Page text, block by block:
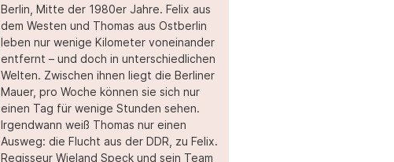
Berlin, Mitte der 1980er Jahre. Felix aus
dem Westen und Thomas aus Ostberlin
leben nur wenige Kilometer voneinander
entfernt – und doch in unterschiedlichen
Welten. Zwischen ihnen liegt die Berliner
Mauer, pro Woche können sie sich nur
einen Tag für wenige Stunden sehen.
Irgendwann weiß Thomas nur einen
Ausweg: die Flucht aus der DDR, zu Felix.
Regisseur Wieland Speck und sein Team